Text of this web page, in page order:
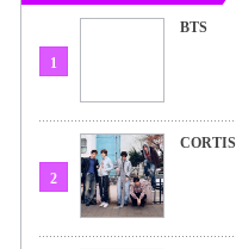
1
BTS
2
CORTIS